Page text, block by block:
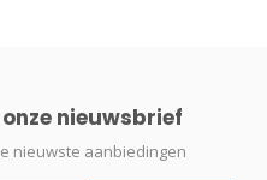
nieuwsbrief
nieuwste aanbiedingen